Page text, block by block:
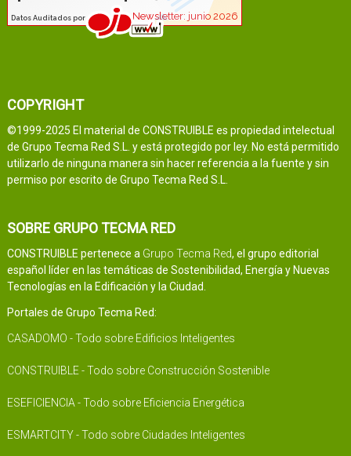
COPYRIGHT
©1999-2025 El material de CONSTRUIBLE es propiedad intelectual
de Grupo Tecma Red S.L. y está protegido por ley. No está permitido
utilizarlo de ninguna manera sin hacer referencia a la fuente y sin
permiso por escrito de Grupo Tecma Red S.L.
SOBRE GRUPO TECMA RED
CONSTRUIBLE pertenece a Grupo Tecma Red, el grupo editorial
español líder en las temáticas de Sostenibilidad, Energía y Nuevas
Tecnologías en la Edificación y la Ciudad.
Portales de Grupo Tecma Red:
CASADOMO - Todo sobre Edificios Inteligentes
CONSTRUIBLE - Todo sobre Construcción Sostenible
ESEFICIENCIA - Todo sobre Eficiencia Energética
ESMARTCITY - Todo sobre Ciudades Inteligentes